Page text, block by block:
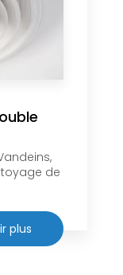
de
plus